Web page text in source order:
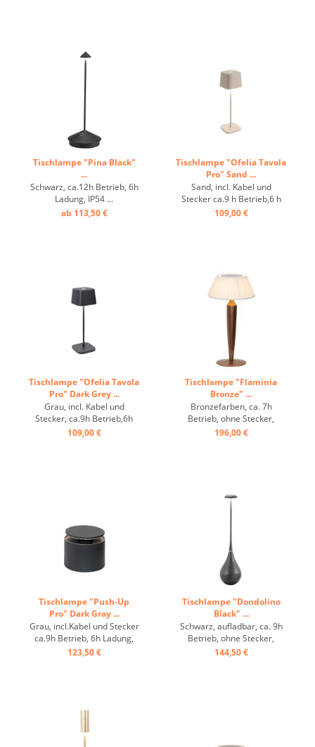
Tischlampe "Pina Black"
...
Schwarz, ca.12h Betrieb, 6h
Ladung, IP54 ...
ab 113,50 €
Tischlampe "Ofelia Tavola
Pro" Sand ...
Sand, incl. Kabel und
Stecker ca.9 h Betrieb,6 h
Ladung, IP65 ...
109,00 €
Tischlampe "Ofelia Tavola
Pro" Dark Grey ...
Grau, incl. Kabel und
Stecker, ca.9h Betrieb,6h
Ladung, IP65 ...
109,00 €
Tischlampe "Flaminia
Bronze" ...
Bronzefarben, ca. 7h
Betrieb, ohne Stecker,
dimmbar, Innenbereich ...
196,00 €
Tischlampe "Push-Up
Pro" Dark Gray ...
Grau, incl.Kabel und Stecker
ca.9h Betrieb, 6h Ladung,
IP54 ...
123,50 €
Tischlampe "Dondolino
Black" ...
Schwarz, aufladbar, ca. 9h
Betrieb, ohne Stecker,
runder Fuß ...
144,50 €